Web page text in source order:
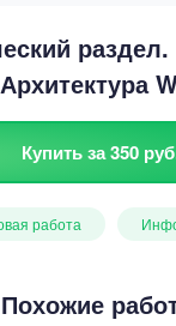
Купить за 350
работа
Похожие